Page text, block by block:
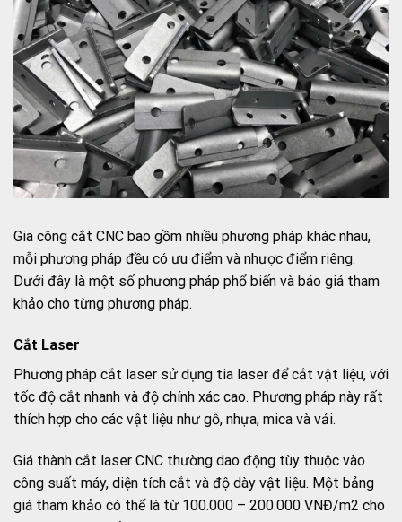
Gia công cắt CNC bao gồm nhiều phương pháp khác nhau,
mỗi phương pháp đều có ưu điểm và nhược điểm riêng.
Dưới đây là một số phương pháp phổ biến và báo giá tham
khảo cho từng phương pháp.
Cắt Laser
Phương pháp cắt laser sử dụng tia laser để cắt vật liệu, với
tốc độ cắt nhanh và độ chính xác cao. Phương pháp này rất
thích hợp cho các vật liệu như gỗ, nhựa, mica và vải.
Giá thành cắt laser CNC thường dao động tùy thuộc vào
công suất máy, diện tích cắt và độ dày vật liệu. Một bảng
giá tham khảo có thể là từ 100.000 – 200.000 VNĐ/m2 cho